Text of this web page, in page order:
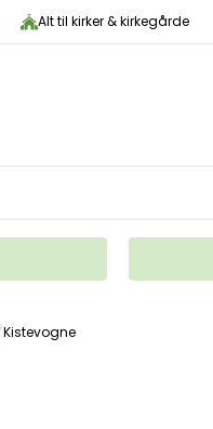
Alt til kirker & kirkegårde
Kistevogne